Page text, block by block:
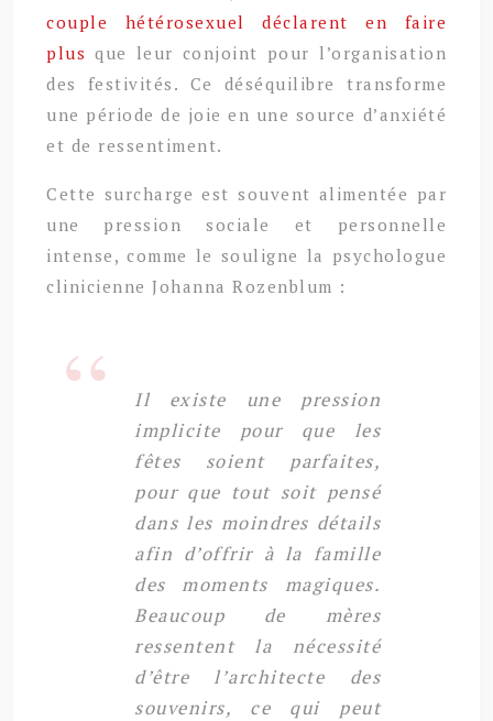
couple hétérosexuel déclarent en faire
plus que leur conjoint pour l’organisation
des festivités. Ce déséquilibre transforme
une période de joie en une source d’anxiété
et de ressentiment.
Cette surcharge est souvent alimentée par
une pression sociale et personnelle
intense, comme le souligne la psychologue
clinicienne Johanna Rozenblum :
Il existe une pression
implicite pour que les
fêtes soient parfaites,
pour que tout soit pensé
dans les moindres détails
afin d’offrir à la famille
des moments magiques.
Beaucoup de mères
ressentent la nécessité
d’être l’architecte des
souvenirs, ce qui peut